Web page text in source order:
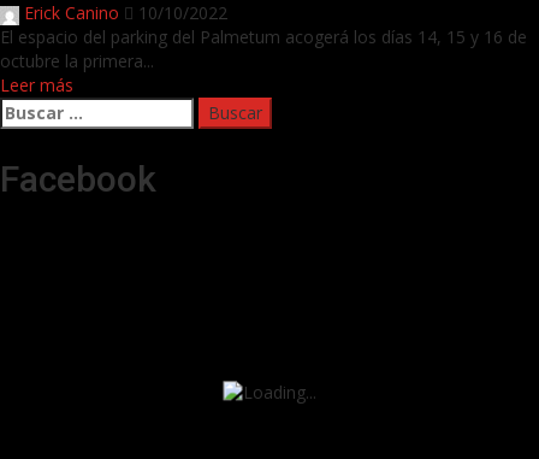
Erick Canino
10/10/2022
El espacio del parking del Palmetum acogerá los días 14, 15 y 16 de
octubre la primera...
Leer más
Buscar:
Facebook